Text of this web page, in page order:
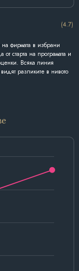
(4.7)
фирмата в избрани
старта на програмата и
Всяка линия
разликите в нивото